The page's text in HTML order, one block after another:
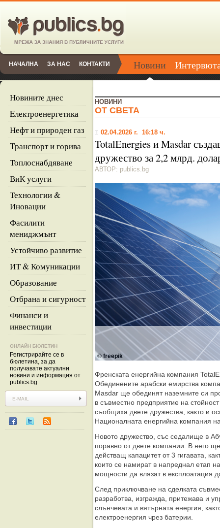
НАЧАЛНА ЗА НАС КОНТАКТИ Новини
Новините днес
Eлектроенергетика
Нефт и природен газ
Tранспорт и горива
Топлоснабдяване
ВиК услуги
Технологии &
Иновации
Фасилити
мениджмънт
Устойчиво развитие
ИТ & Комуникации
Образование
Отбрана и сигурност
Финанси и
инвестиции
ОНЛАЙН БЮЛЕТИН
Регистрирайте се в
бюлетина, за да
получавате актуални
новини и информация от
publics.bg
НОВИНИ
ОТ СВЕТА
02.04.2026 г. 16:18 ч.
TotalEnergies и Masdar
дружество за 2,2 млрд.
АВТОР: publics.bg
© freepik
Френската енергийна компания
Обединените арабски емирства
Masdar ще обединят наземните си
в съвместно предприятие на
съобщиха двете дружества, както и
Националната енергийна компания
Новото дружество, със седалище в
поравно от двете компании. В него
действащ капацитет от 3 гигавата,
които се намират в напреднал етап
мощности да влязат в експлоатация
След приключване на сделката
разработва, изгражда, притежава и
слънчевата и вятърната енергия,
електроенергия чрез батерии.